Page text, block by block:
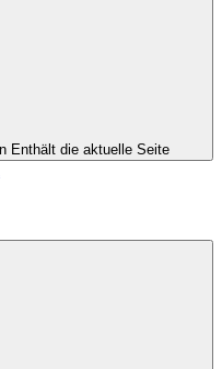
Enthält die aktuelle Seite